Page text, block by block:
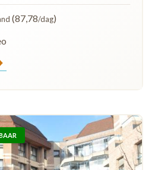
(87,78/dag)